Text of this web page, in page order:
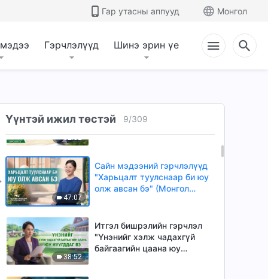
Гар утасны аппууд Монгол
Гэрчлэлүүд Шинэ эрин үе
Үүнтэй ижил төстэй 9/309
байх ёстой" (Mонгол хэлээр)
Сайн мэдээний гэрчлэлүүд
"Сайн мэдээ түгээх бартаат
32:52
Сайн мэдээний гэрчлэлүүд
"Сайн мэдээ түгээх бартаат
47:07
Сайн мэдээний гэрчлэлүүд
"Харьцалт туулснаар би юу
олж авсан бэ" (Mонгол
38:52
Итгэл бишрэлийн гэрчлэл
"Үнэнийг хэлж чадахгүй
байгаагийн цаана юу